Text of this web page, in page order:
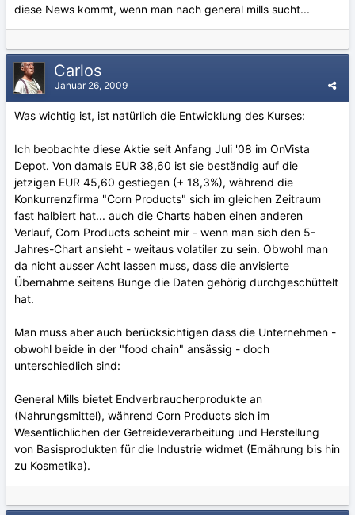
diese News kommt, wenn man nach general mills sucht...
Carlos
Januar 26, 2009
Was wichtig ist, ist natürlich die Entwicklung des Kurses:
Ich beobachte diese Aktie seit Anfang Juli '08 im OnVista
Depot. Von damals EUR 38,60 ist sie beständig auf die
jetzigen EUR 45,60 gestiegen (+ 18,3%), während die
Konkurrenzfirma "Corn Products" sich im gleichen Zeitraum
fast halbiert hat... auch die Charts haben einen anderen
Verlauf, Corn Products scheint mir - wenn man sich den 5-
Jahres-Chart ansieht - weitaus volatiler zu sein. Obwohl man
da nicht ausser Acht lassen muss, dass die anvisierte
Übernahme seitens Bunge die Daten gehörig durchgeschüttelt
hat.
Man muss aber auch berücksichtigen dass die Unternehmen -
obwohl beide in der "food chain" ansässig - doch
unterschiedlich sind:
General Mills bietet Endverbraucherprodukte an
(Nahrungsmittel), während Corn Products sich im
Wesentlichlichen der Getreideverarbeitung und Herstellung
von Basisprodukten für die Industrie widmet (Ernährung bis hin
zu Kosmetika).